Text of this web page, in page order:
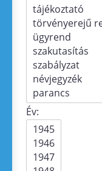
Év: